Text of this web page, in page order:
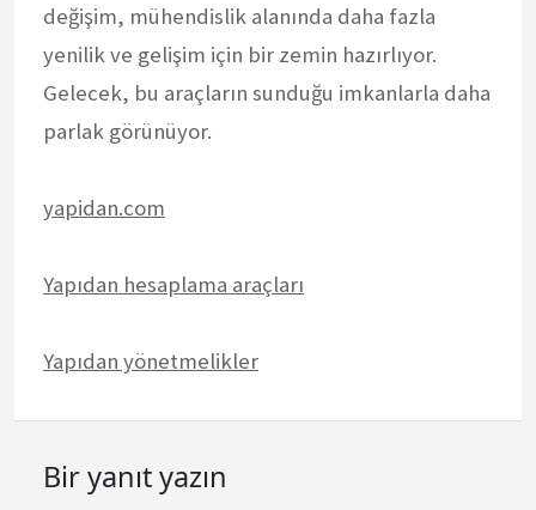
değişim, mühendislik alanında daha fazla
yenilik ve gelişim için bir zemin hazırlıyor.
Gelecek, bu araçların sunduğu imkanlarla daha
parlak görünüyor.
yapidan.com
Yapıdan hesaplama araçları
Yapıdan yönetmelikler
Bir yanıt yazın